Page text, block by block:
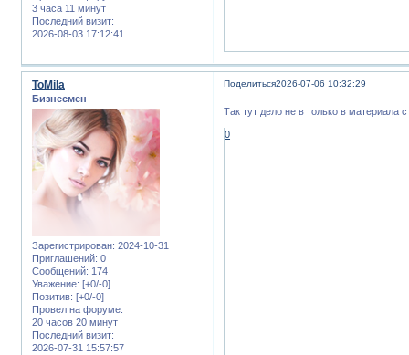
3 часа 11 минут
Последний визит:
2026-08-03 17:12:41
Поделиться2026-07-06 10:32:29
ToMila
Бизнесмен
Зарегистрирован: 2024-10-31
Приглашений: 0
Сообщений: 174
Уважение: [+0/-0]
Позитив: [+0/-0]
Провел на форуме:
20 часов 20 минут
Последний визит:
2026-07-31 15:57:57
Так тут дело не в только в материала
0